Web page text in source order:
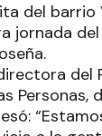
del barrio
jornada
del
Personas,